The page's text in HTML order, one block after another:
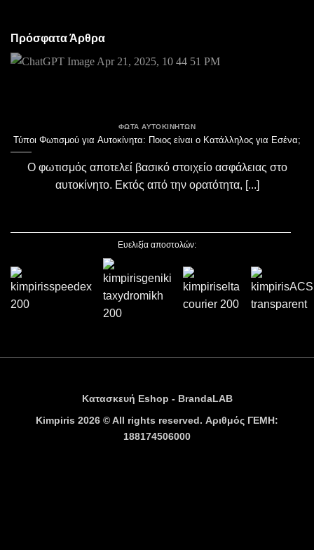
Πρόσφατα Άρθρα
ΦΏΤΑ ΑΥΤΟΚΙΝΉΤΩΝ
Τύποι Φωτισμού για Αυτοκίνητα: Ποιος είναι ο Κατάλληλος για Εσένα;
Ο φωτισμός αποτελεί βασικό στοιχείο ασφάλειας στο
αυτοκίνητο. Εκτός από την ορατότητα, [...]
Ευελιξία αποστολών:
Κατασκευή Eshop - BrandaLAB
Kimpiris 2026 © All rights reserved. Αριθμός ΓΕΜΗ:
188174506000